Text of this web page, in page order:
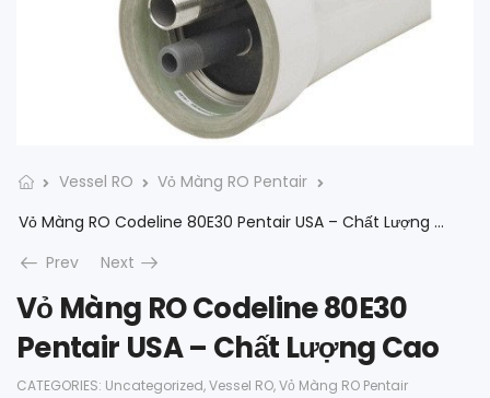
Vessel RO
Vỏ Màng RO Pentair
Vỏ Màng RO Codeline 80E30 Pentair USA – Chất Lượng Cao
Prev
Next
Vỏ Màng RO Codeline 80E30
Pentair USA – Chất Lượng Cao
CATEGORIES: Uncategorized,Vessel RO,Vỏ Màng RO Pentair